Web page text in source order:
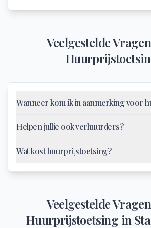
Veelgestelde
Wanneer kom ik in aanmerking voor
Helpen jullie ook verhuurders?
Wat kost huurprijstoetsing?
Veelgestelde
Huurprijstoetsing in